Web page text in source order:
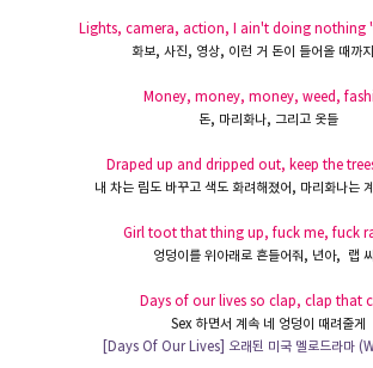
Lights, camera, action, I ain't doing nothing
화보, 사진, 영상, 이런 거 돈이 들어올 때까지
Money, money, money, weed,
돈, 마리화나, 그리고 옷들
Draped up and dripped out, keep the
내 차는 림도 바꾸고 색도 화려해졌어, 마리화나는
Girl toot that thing up, fuck me, fuck
엉덩이를 위아래로 흔들어줘, 년아, 랩 씨
Days of our lives so clap, clap that
Sex 하면서 계속 네 엉덩이 때려줄게
[Days Of Our Lives] 오래된 미국 멜로드라마